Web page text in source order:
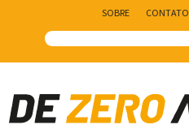
SOBRE CONTATO
Main Navigation